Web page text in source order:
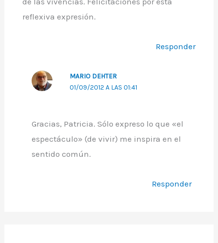
reflexiva expresión.
Responder
MARIO DEHTER
01/09/2012 A LAS 01:41
Gracias, Patricia. Sólo expreso lo que «el
espectáculo» (de vivir) me inspira en el
sentido común.
Responder